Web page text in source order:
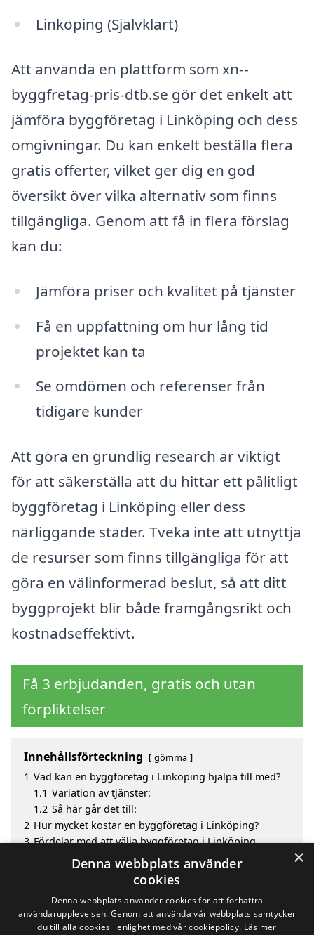
Linköping (Självklart)
Att använda en plattform som xn--
byggfretag-pris-dtb.se gör det enkelt att
jämföra byggföretag i Linköping och dess
omgivningar. Du kan enkelt beställa flera
gratis offerter, vilket ger dig en god
översikt över vilka alternativ som finns
tillgängliga. Genom att få in flera förslag
kan du:
Jämföra priser och kvalitet på tjänster
Få en uppfattning om hur lång tid
projektet kan ta
Se omdömen och referenser från
tidigare kunder
Att göra en grundlig research är viktigt
för att säkerställa att du hittar ett pålitligt
byggföretag i Linköping eller dess
närliggande städer. Tveka inte att utnyttja
de resurser som finns tillgängliga för att
göra en välinformerad beslut, så att ditt
byggprojekt blir både framgångsrikt och
kostnadseffektivt.
Få 3 erbjudanden, gratis och utan
förpliktelser
Innehållsförteckning gömma
1 Vad kan en byggföretag i Linköping hjälpa till med?
1.1 Variation av tjänster:
1.2 Så här går det till:
2 Hur mycket kostar en byggföretag i Linköping?
3 Fördelar med att välja byggföretag i Linköping
Vilka tjänster kan ett byggföretag hjälpa till med?
Sök efter en skicklig byggföretag i de omgivande
×
Denna webbplats använder
cookies
Denna webbplats använder cookies för att förbättra
användarupplevelsen. Genom att använda vår webbplats samtycker
du till alla cookies i enlighet med vår cookiepolicy. Läs mer